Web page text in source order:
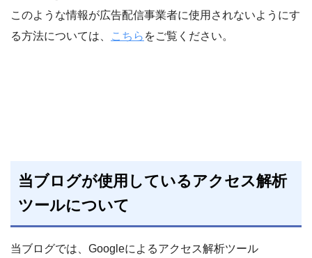
このような情報が広告配信事業者に使用されないようにす
る方法については、
こちら をご覧ください。
当ブログが使用しているアクセス解析
ツールについて
当ブログでは、Googleによるアクセス解析ツール